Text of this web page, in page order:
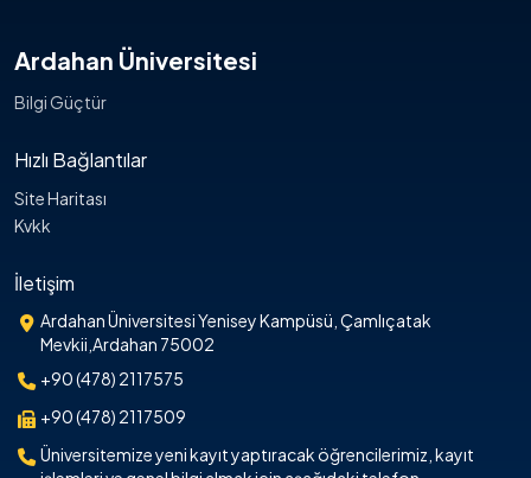
Ardahan Üniversitesi
Bilgi Güçtür
Hızlı Bağlantılar
Site Haritası
Kvkk
İletişim
Ardahan Üniversitesi Yenisey Kampüsü, Çamlıçatak
Mevkii,Ardahan 75002
+90 (478) 2117575
+90 (478) 2117509
Üniversitemize yeni kayıt yaptıracak öğrencilerimiz, kayıt